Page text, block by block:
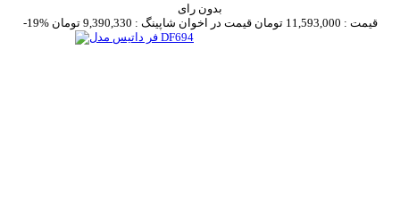
بدون رای
-19%
قیمت : 11,593,000 تومان قیمت در اخوان شاپینگ : 9,390,330 تومان